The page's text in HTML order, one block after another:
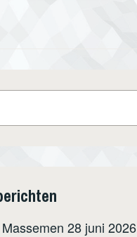
28 juni 2026